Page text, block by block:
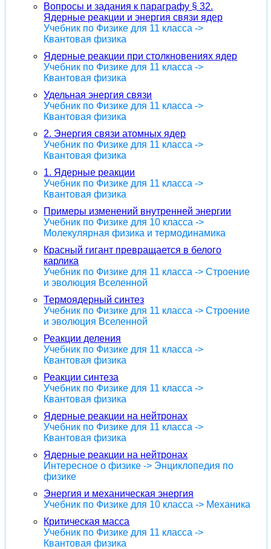
Вопросы и задания к параграфу § 32.
Ядерные реакции и энергия связи ядер
Учебник по Физике для 11 класса ->
Квантовая физика
Ядерные реакции при столкновениях ядер
Учебник по Физике для 11 класса ->
Квантовая физика
Удельная энергия связи
Учебник по Физике для 11 класса ->
Квантовая физика
2. Энергия связи атомных ядер
Учебник по Физике для 11 класса ->
Квантовая физика
1. Ядерные реакции
Учебник по Физике для 11 класса ->
Квантовая физика
Примеры изменений внутренней энергии
Учебник по Физике для 10 класса ->
Молекулярная физика и термодинамика
Красный гигант превращается в белого
карлика
Учебник по Физике для 11 класса -> Строение
и эволюция Вселенной
Термоядерный синтез
Учебник по Физике для 11 класса -> Строение
и эволюция Вселенной
Реакции деления
Учебник по Физике для 11 класса ->
Квантовая физика
Реакции синтеза
Учебник по Физике для 11 класса ->
Квантовая физика
Ядерные реакции на нейтронах
Учебник по Физике для 11 класса ->
Квантовая физика
Ядерные реакции на нейтронах
Интересное о физике -> Энциклопедия по
физике
Энергия и механическая энергия
Учебник по Физике для 10 класса -> Механика
Критическая масса
Учебник по Физике для 11 класса ->
Квантовая физика